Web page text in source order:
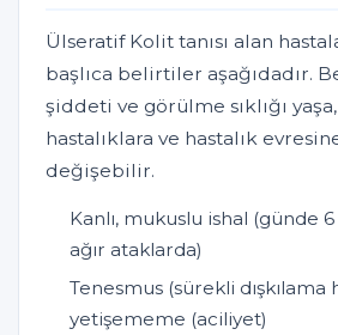
Ülseratif Kolit tanısı alan
başlıca belirtiler aşağıdadır.
şiddeti ve görülme sıklığı
hastalıklara ve hastalık
değişebilir.
Kanlı, mukuslu ishal (günde
ağır ataklarda)
Tenesmus (sürekli dışkılama
yetişememe (aciliyet)